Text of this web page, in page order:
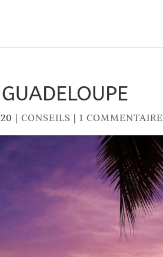
|CONSEILS |1 COMMENTAIRE